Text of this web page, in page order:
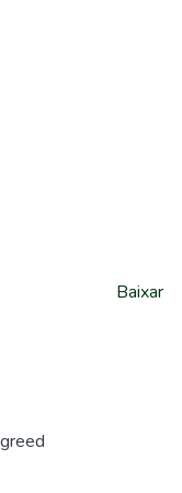
Baixar